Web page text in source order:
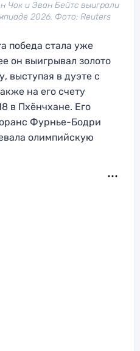
Чок и Эван Бейтс выиграли
2026. Фото: Reuters
победа стала уже
он выигрывал золото
выступая в дуэте с
на его счету
в Пхёнчхане. Его
Фурнье-Бодри
олимпийскую